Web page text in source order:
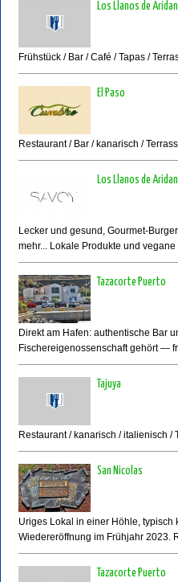
Los Llanos de
Frühstück / Bar / Café / Tapas /
El Paso
Restaurant / Bar / kanarisch /
Los Llanos de
Lecker und gesund, Gourmet-
mehr... Lokale Produkte und
Tazacorte Puerto
Direkt am Hafen: authentische Bar
Fischereigenossenschaft gehört —
Tajuya
Restaurant / kanarisch / italienisch /
San Nicolas
Uriges Lokal in einer Höhle, typisch
Wiedereröffnung im Frühjahr 2023.
Tazacorte Puerto